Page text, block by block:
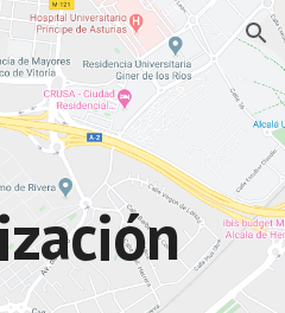
Skip to navigation